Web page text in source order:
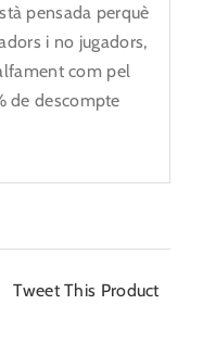
pensada perquè
i no jugadors,
com pel
de descompte
Tweet This Product